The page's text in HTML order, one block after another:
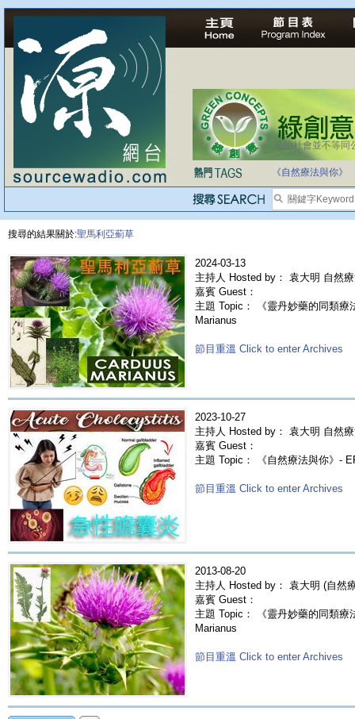
法治社會並不等同
自家教育合法化-
《自然療法與你》
搜尋的結果關於:聖馬利亞薊草
2024-03-13
主持人 Hosted by： 袁大明 自然
嘉賓 Guest：
主題 Topic： 《靈丹妙藥的同類
Marianus
節目重溫 Click to enter Archives
2023-10-27
主持人 Hosted by： 袁大明 自然
嘉賓 Guest：
主題 Topic： 《自然療法與你》-
節目重溫 Click to enter Archives
2013-08-20
主持人 Hosted by： 袁大明 (自然
嘉賓 Guest：
主題 Topic： 《靈丹妙藥的同類
Marianus
節目重溫 Click to enter Archives